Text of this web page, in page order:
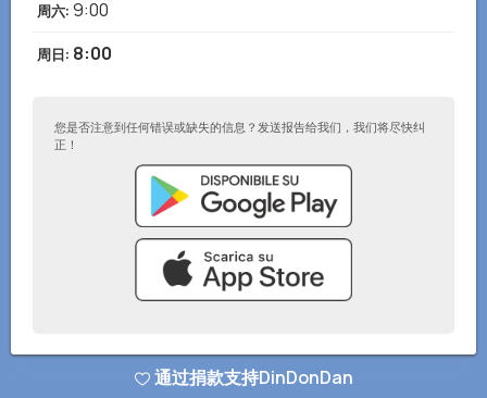
周六: 9:00
周日: 8:00
您是否注意到任何错误或缺失的信息？发送报告给我们，我们将尽快纠
正！
© DinDonDan应用 2026 隐私政策
通过捐款支持DinDonDan